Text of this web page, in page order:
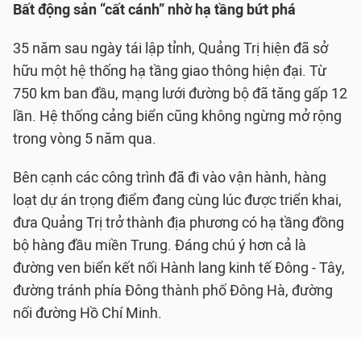
Bất động sản “cất cánh” nhờ hạ tầng bứt phá
35 năm sau ngày tái lập tỉnh, Quảng Trị hiện đã sở
hữu một hệ thống hạ tầng giao thông hiện đại. Từ
750 km ban đầu, mạng lưới đường bộ đã tăng gấp 12
lần. Hệ thống cảng biển cũng không ngừng mở rộng
trong vòng 5 năm qua.
Bên cạnh các công trình đã đi vào vận hành, hàng
loạt dự án trọng điểm đang cùng lúc được triển khai,
đưa Quảng Trị trở thành địa phương có hạ tầng đồng
bộ hàng đầu miền Trung. Đáng chú ý hơn cả là
đường ven biển kết nối Hành lang kinh tế Đông - Tây,
đường tránh phía Đông thành phố Đông Hà, đường
nối đường Hồ Chí Minh.